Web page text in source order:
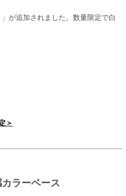
が追加されました。数量限定で白
＞
ラーベース